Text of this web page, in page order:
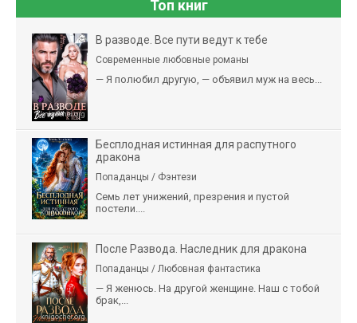
Топ книг
В разводе. Все пути ведут к тебе
Современные любовные романы
— Я полюбил другую, — объявил муж на весь...
Бесплодная истинная для распутного
дракона
Попаданцы / Фэнтези
Семь лет унижений, презрения и пустой
постели....
После Развода. Наследник для дракона
Попаданцы / Любовная фантастика
— Я женюсь. На другой женщине. Наш с тобой
брак,...